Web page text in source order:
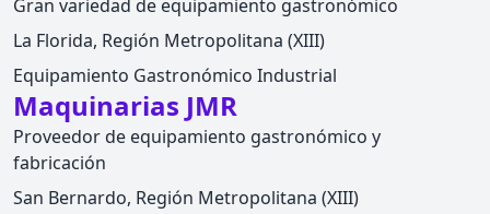
Gran variedad de equipamiento gastronómico
La Florida, Región Metropolitana (XIII)
Equipamiento Gastronómico Industrial
Maquinarias JMR
Proveedor de equipamiento gastronómico y
fabricación
San Bernardo, Región Metropolitana (XIII)